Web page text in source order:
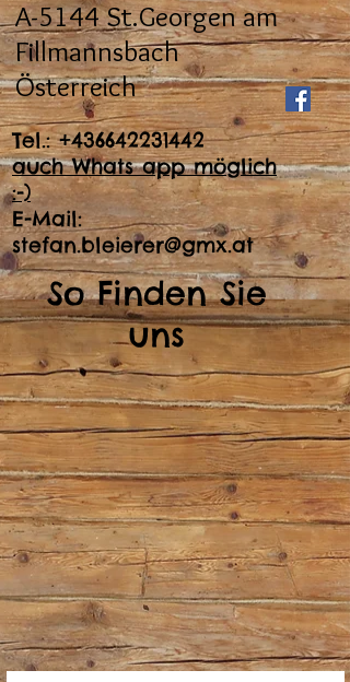
A-5144 St.Georgen am
Fillmannsbach
Österreich
Tel.:+436642231442
auch Whats app möglich
:-)
E-Mail:
stefan.bleierer@gmx.at
So Finden Sie
uns